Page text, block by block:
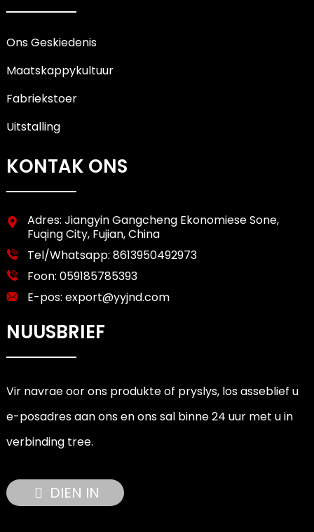
Ons Geskiedenis
Maatskappykultuur
Fabriekstoer
Uitstalling
KONTAK ONS
Adres: Jiangyin Gangcheng Ekonomiese Sone,
Fuqing City, Fujian, China
Tel/Whatsapp: 8613950492973
Foon: 059185785393
E-pos: export@yyjnd.com
NUUSBRIEF
Vir navrae oor ons produkte of pryslys, los asseblief u
e-posadres aan ons en ons sal binne 24 uur met u in
verbinding tree.
DIEN IN